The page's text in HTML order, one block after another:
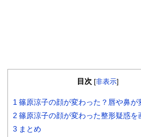
目次 [非表示]
1 篠原涼子の顔が変わった？唇や鼻が
2 篠原涼子の顔が変わった整形疑惑を
3 まとめ